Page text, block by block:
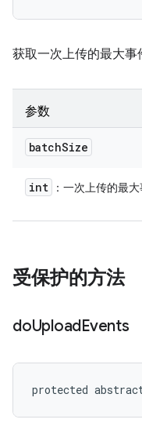
获取一次上传的最大事
参数
batchSize
int ：一次上传的最大
受保护的方法
doUploadEvents
protected